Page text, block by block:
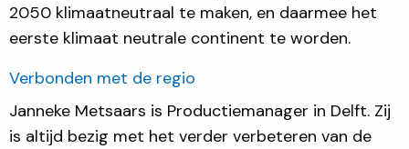
2050 klimaatneutraal te maken, en daarmee het
eerste klimaat neutrale continent te worden.
Verbonden met de regio
Janneke Metsaars is Productiemanager in Delft. Zij
is altijd bezig met het verder verbeteren van de